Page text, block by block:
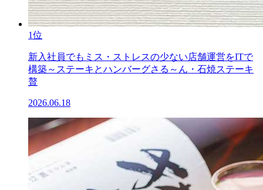
1位
新入社員でもミス・ストレスの少ない店舗運営をITで
構築～ステーキとハンバーグさる～ん・石焼ステーキ
贅
2026.06.18